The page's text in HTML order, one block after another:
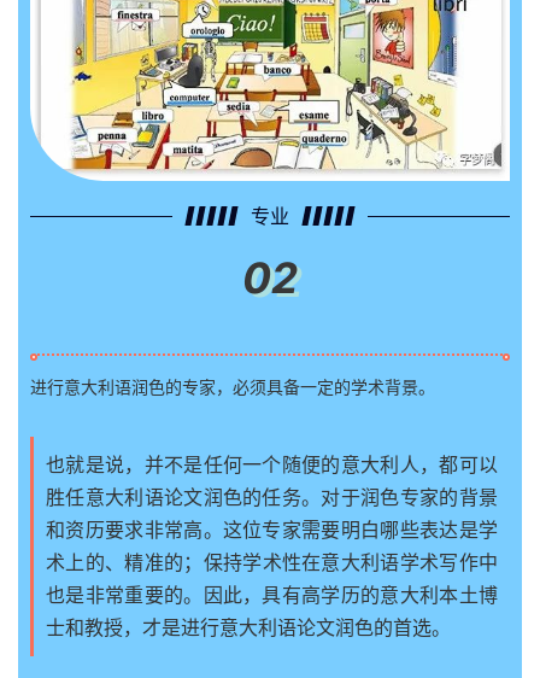
专业
02
进行意大利语润色的专家，必须具备一定的学术背景。
也就是说，并不是任何一个随便的意大利人，都可以
胜任意大利语论文润色的任务。对于润色专家的背景
和资历要求非常高。这位专家需要明白哪些表达是学
术上的、精准的；保持学术性在意大利语学术写作中
也是非常重要的。因此，具有高学历的意大利本土博
士和教授，才是进行意大利语论文润色的首选。